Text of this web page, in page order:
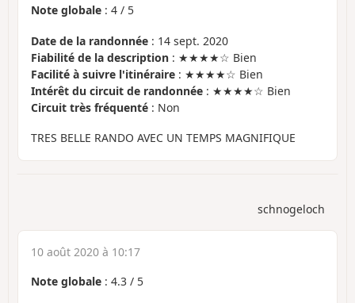
Note globale : 4 / 5
Date de la randonnée : 14 sept. 2020
Fiabilité de la description : ★★★★☆ Bien
Facilité à suivre l'itinéraire : ★★★★☆ Bien
Intérêt du circuit de randonnée : ★★★★☆ Bien
Circuit très fréquenté : Non
TRES BELLE RANDO AVEC UN TEMPS MAGNIFIQUE
schnogeloch
10 août 2020 à 10:17
Note globale : 4.3 / 5